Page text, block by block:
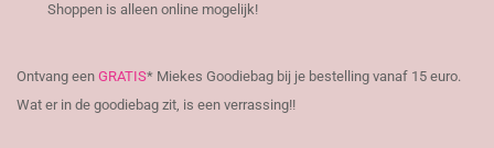
Shoppen is alleen online mogelijk!
Ontvang een GRATIS* Miekes Goodiebag bij je bestelling vanaf 15 euro.
Wat er in de goodiebag zit, is een verrassing!!